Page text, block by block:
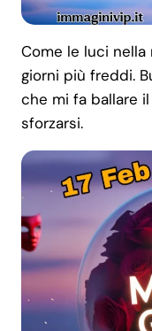
Come le luci
giorni più freddi.
che mi fa ballare
sforzarsi.